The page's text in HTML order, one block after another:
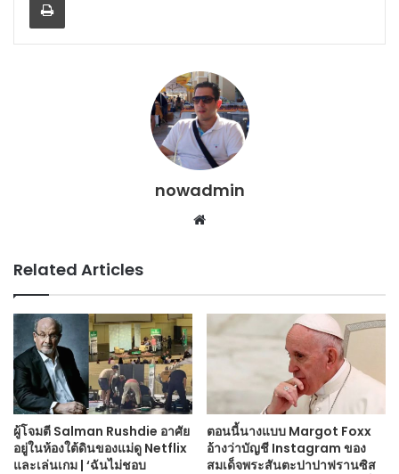
nowadmin
Website
Related Articles
ผู้โจมตี Salman Rushdie อาศัย
อยู่ในห้องใต้ดินของแม่ดู Netflix
และเล่นเกม | ‘ฉันไม่ชอบ
ตอนนี้นางแบบ Margot Foxx
อ้างว่าบัญชี Instagram ของ
สมเด็จพระสันตะปาปาฟรานซิส